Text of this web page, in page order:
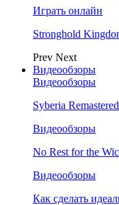
Играть онлайн
Stronghold
Prev Next
Видеообзоры
Видеообзоры
Syberia
Видеообзоры
No Rest for the
Видеообзоры
Как сделать